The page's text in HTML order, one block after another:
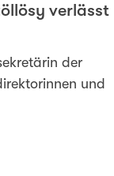
verlässt
der
und